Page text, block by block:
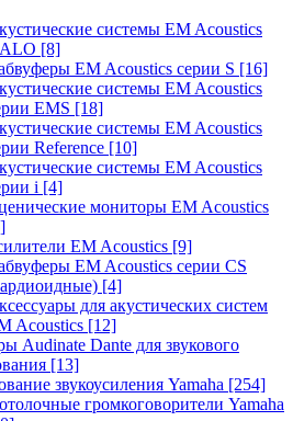
системы EM Acoustics
[8]
EM Acoustics серии S [16]
системы EM Acoustics
EMS [18]
системы EM Acoustics
Reference [10]
системы EM Acoustics
i [4]
мониторы EM Acoustics
EM Acoustics [9]
EM Acoustics серии CS
[4]
для акустических систем
Acoustics [12]
Audinate Dante для звукового
[13]
звукоусиления Yamaha [254]
громкоговорители Yamaha